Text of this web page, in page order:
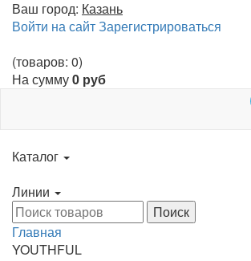
Ваш город: Казань
Войти на сайтЗарегистрироваться
(товаров: 0)
На сумму0 руб
Каталог
Линии
Главная
YOUTHFUL